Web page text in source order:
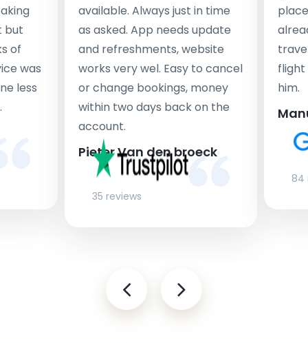
but
of
was
less
available. Always just in time
as asked. App needs update
and refreshments, website
works very wel. Easy to cancel
or change bookings, money
within two days back on the
account.
Pieter Van den broeck
35 reviews
flight
him.
84